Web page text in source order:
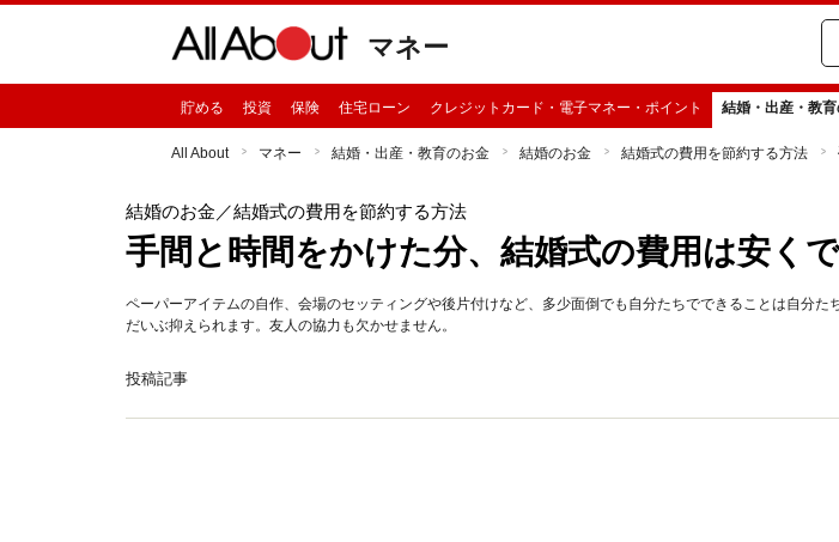
マネー
貯める 投資 保険 住宅ローン クレジットカード・電子マネー・ポイント 結婚・出産・教
All About マネー 結婚・出産・教育のお金 結婚のお金 結婚式の費用を節約する方法
結婚のお金 ／結婚式の費用を節約する方法
手間と時間をかけた分、結婚式の費用は安く
ペーパーアイテムの自作、会場のセッティングや後片付けなど、多少面倒でも自分たちでできることは自分た
だいぶ抑えられます。友人の協力も欠かせません。
投稿記事